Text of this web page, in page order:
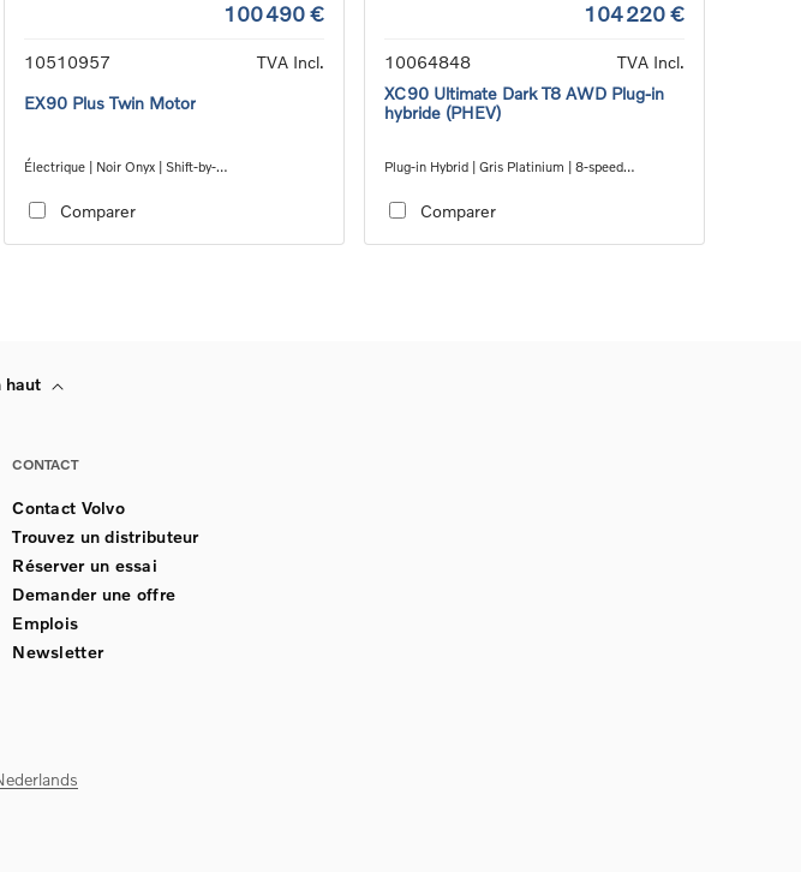
100 490 €
10510957
TVA Incl.
EX90 Plus Twin Motor
Électrique | Noir Onyx | Shift-by-
Comparer
104 220 €
10064848
TVA Incl.
XC90 Ultimate Dark T8 AWD Plug-in
hybride (PHEV)
Plug-in Hybrid | Gris Platinium | 8-speed
Comparer
haut
CONTACT
Contact Volvo
Trouvez un distributeur
Réserver un essai
Demander une offre
Emplois
Newsletter